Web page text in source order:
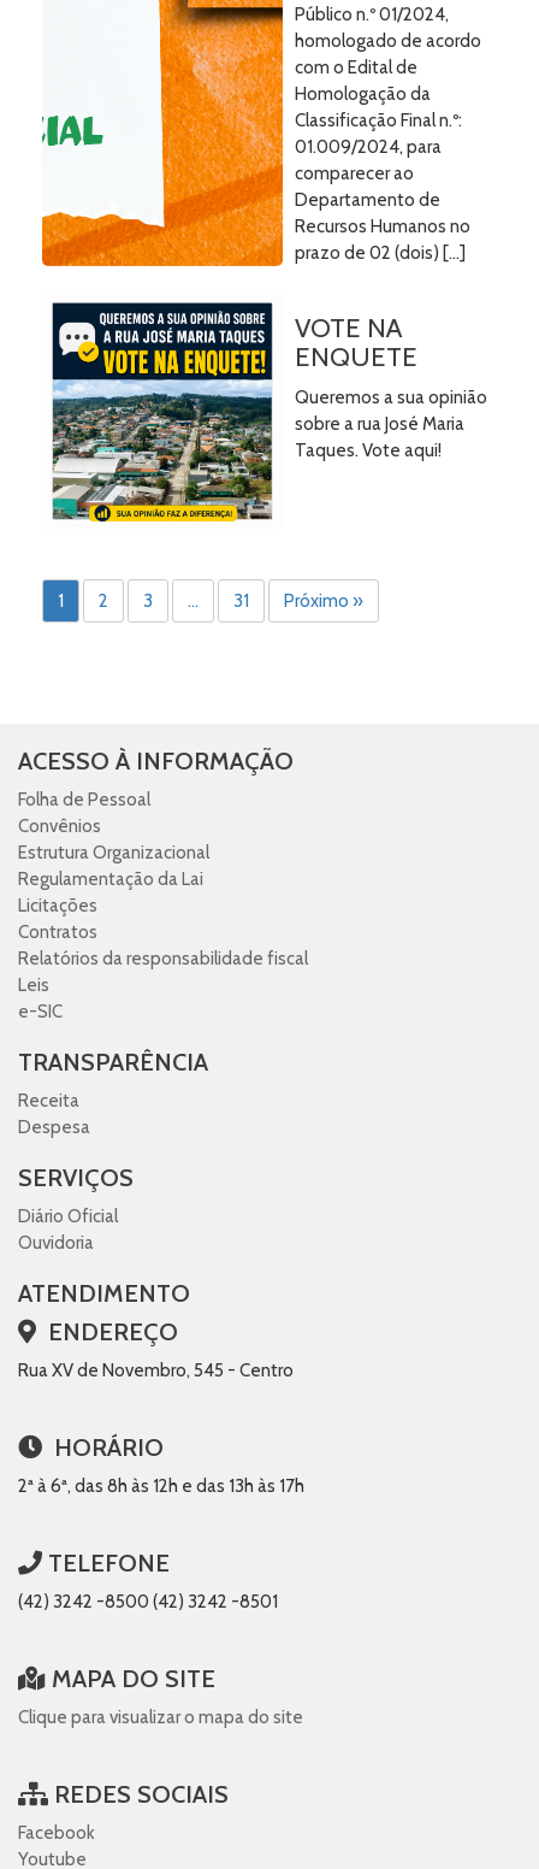
Público n.º 01/2024,
homologado de acordo
com o Edital de
Homologação da
Classificação Final n.º:
01.009/2024, para
comparecer ao
Departamento de
Recursos Humanos no
prazo de 02 (dois) […]
VOTE NA
ENQUETE
Queremos a sua opinião
sobre a rua José Maria
Taques. Vote aqui!
1 2 3 … 31 Próximo »
ACESSO À INFORMAÇÃO
Folha de Pessoal
Convênios
Estrutura Organizacional
Regulamentação da Lai
Licitações
Contratos
Relatórios da responsabilidade fiscal
Leis
e-SIC
TRANSPARÊNCIA
Receita
Despesa
SERVIÇOS
Diário Oficial
Ouvidoria
ATENDIMENTO
ENDEREÇO
Rua XV de Novembro, 545 - Centro
HORÁRIO
2ª à 6ª, das 8h às 12h e das 13h às 17h
TELEFONE
(42) 3242 -8500 (42) 3242 -8501
MAPA DO SITE
Clique para visualizar o mapa do site
REDES SOCIAIS
Facebook
Youtube